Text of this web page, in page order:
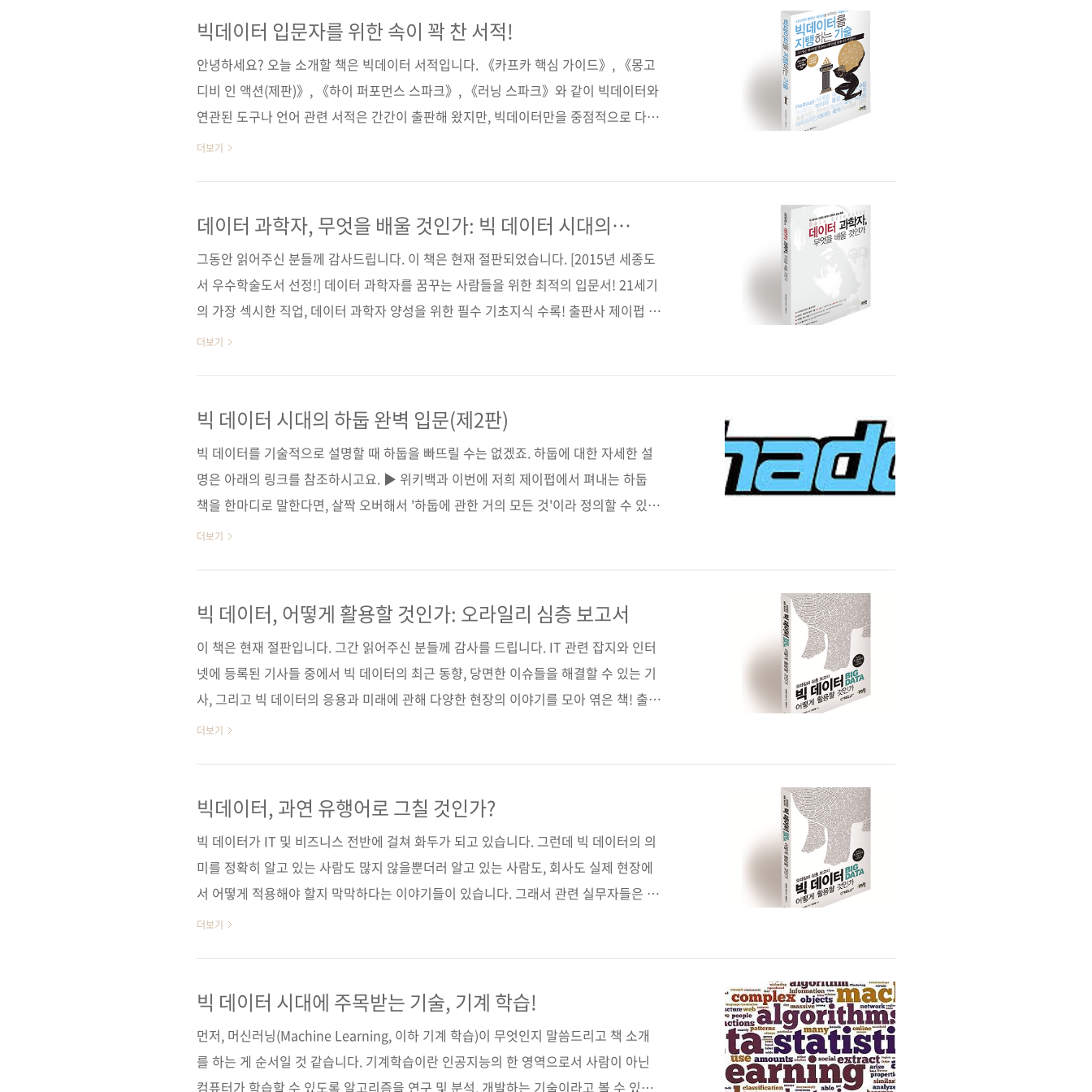
별성이자 이 책만의 장점이 될 것 같습니다. 책의 내용을 간략하게 말씀드리자면, 1부에
할을 하는지를 심도 있게 설명합니다. 2부에서는 ..
빅데이터 입문자를 위한 속이 꽉 찬 서적!
안녕하세요? 오늘 소개할 책은 빅데이터 서적입니다. 《카프카 핵심 가이드》, 《몽고
디비 인 액션(제판)》, 《하이 퍼포먼스 스파크》, 《러닝 스파크》와 같이 빅데이터와
연관된 도구나 언어 관련 서적은 간간이 출판해 왔지만, 빅데이터만을 중점적으로 다루
는 기술 서적은 처음 출간하는 것 같습니다. 대부분의 사람이 빅데이터라고 하면 '데이
의 자동화'에 포커스를 맞추고 있습니다. 데이터 분석가의 업무 중 가장 많은 시간을 차
http://www.dodom..
더보기
데이터 과학자, 무엇을 배울 것인가: 빅 데이터 시대의
데이터 과학자 양성 독본
그동안 읽어주신 분들께 감사드립니다. 이 책은 현재 절판되었습니다. [2015년 세종도
서 우수학술도서 선정!] 데이터 과학자를 꿈꾸는 사람들을 위한 최적의 입문서! 21세기
의 가장 섹시한 직업, 데이터 과학자 양성을 위한 필수 기초지식 수록! 출판사 제이펍 원
출판사 技術評論社(기술평론사) 원서명 データサイエンティスト養成読本(원서
(soft cover) 정 가 24,000원 ISBN 978-89-94506-97-5 (93000) 키워드 빅 데이터,
더보기
빅 데이터 시대의 하둡 완벽 입문(제2판)
빅 데이터를 기술적으로 설명할 때 하둡을 빠뜨릴 수는 없겠죠. 하둡에 대한 자세한 설
명은 아래의 링크를 참조하시고요. ▶ 위키백과 이번에 저희 제이펍에서 펴내는 하둡
책을 한마디로 말한다면, 살짝 오버해서 '하둡에 관한 거의 모든 것'이라 정의할 수 있겠
습니다. 또 '하둡에 관한 가장 친절한 책'이라 자부할 수 있을 만큼, 정말 옆에서 멘토가
두 분의 솔직한 베타리딩 후기를 올려드립니다. 김*범(SK C&C)Hadoop에 대해 이보
구성 및 운영 시 발..
더보기
빅 데이터, 어떻게 활용할 것인가: 오라일리 심층 보고서
이 책은 현재 절판입니다. 그간 읽어주신 분들께 감사를 드립니다. IT 관련 잡지와 인터
넷에 등록된 기사들 중에서 빅 데이터의 최근 동향, 당면한 이슈들을 해결할 수 있는 기
사, 그리고 빅 데이터의 응용과 미래에 관해 다양한 현장의 이야기를 모아 엮은 책! 출판
사 제이펍 원출판사 O’Reilly Media 원서명 Big Data Now: 2012 Edition (원서
ISBN 978-89-94506-70-8 (03320) 키워드 big data / 하둡 / 기계 학습 / 머신러닝 /
더보기
빅데이터, 과연 유행어로 그칠 것인가?
빅 데이터가 IT 및 비즈니스 전반에 걸쳐 화두가 되고 있습니다. 그런데 빅 데이터의 의
미를 정확히 알고 있는 사람도 많지 않을뿐더러 알고 있는 사람도, 회사도 실제 현장에
서 어떻게 적용해야 할지 막막하다는 이야기들이 있습니다. 그래서 관련 실무자들은 시
중에 나와 있는 여러 책을 읽어보고, 세미나나 콘퍼런스에 부지런히 쫓아다니고 있지
2011년 여름에 출간된 초판을 계약했으나 번역하는 사이에 2012년판이 나와 2012
넷에 등록된..
더보기
빅 데이터 시대에 주목받는 기술, 기계 학습!
먼저, 머신러닝(Machine Learning, 이하 기계 학습)이 무엇인지 말씀드리고 책 소개
를 하는 게 순서일 것 같습니다. 기계학습이란 인공지능의 한 영역으로서 사람이 아닌
컴퓨터가 학습할 수 있도록 알고리즘을 연구 및 분석, 개발하는 기술이라고 볼 수 있습